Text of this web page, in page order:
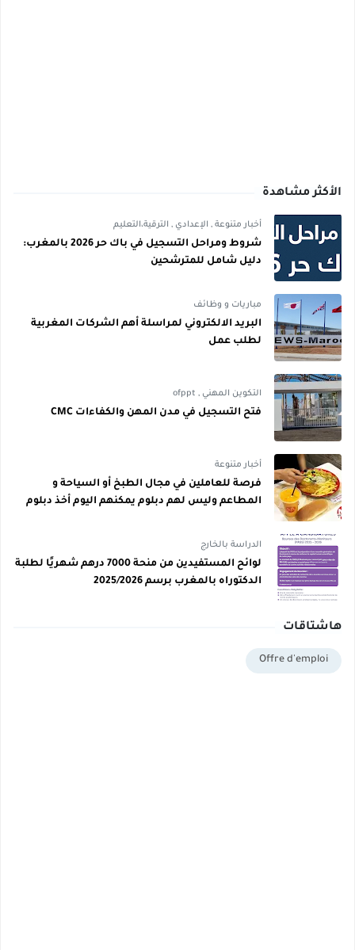
الأكثر مشاهدة
أخبار متنوعة , الإعدادي , الترقية،التعليم
شروط ومراحل التسجيل في باك حر 2026 بالمغرب:
دليل شامل للمترشحين
مباريات و وظائف
البريد الالكتروني لمراسلة أهم الشركات المغربية
لطلب عمل
التكوين المهني ,
ofppt
فتح التسجيل في مدن المهن والكفاءات CMC
أخبار متنوعة
فرصة للعاملين في مجال الطبخ أو السياحة و
المطاعم وليس لهم دبلوم يمكنهم اليوم أخذ دبلوم
الدراسة بالخارج
لوائح المستفيدين من منحة 7000 درهم شهريًا لطلبة
الدكتوراه بالمغرب برسم 2025/2026
هاشتاقات
Offre d'emploi